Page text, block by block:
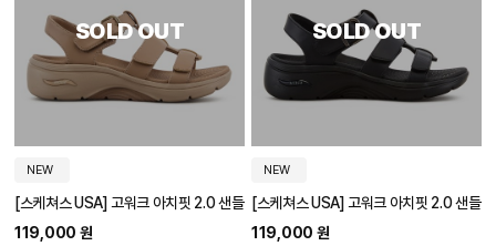
SOLD OUT
NEW
[스케쳐스 USA] 고워크 아치핏 2.0 샌들
119,000 원
SOLD OUT
NEW
[스케쳐스 USA] 고워크 아치핏 2.0 샌들
119,000 원